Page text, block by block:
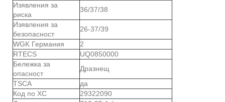
Изявления за
риска
36/37/38
Изявления за
безопасност
26-37/39
WGK Германия
2
RTECS
UQ0850000
Бележка за
опасност
Дразнещ
TSCA
да
Код по ХС
29322090